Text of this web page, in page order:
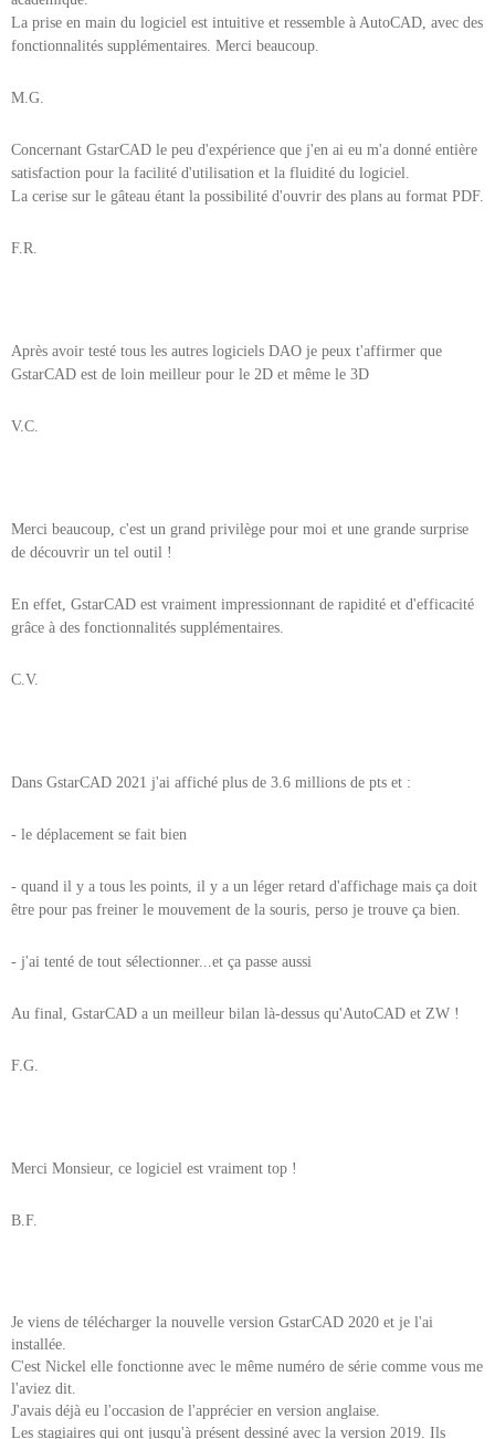
La prise en main du logiciel est intuitive et ressemble à AutoCAD, avec des
fonctionnalités supplémentaires. Merci beaucoup.
M.G.
Concernant GstarCAD le peu d'expérience que j'en ai eu m'a donné entière
satisfaction pour la facilité d'utilisation et la fluidité du logiciel.
La cerise sur le gâteau étant la possibilité d'ouvrir des plans au format PDF.
F.R.
Après avoir testé tous les autres logiciels DAO je peux t'affirmer que
GstarCAD est de loin meilleur pour le 2D et même le 3D
V.C.
Merci beaucoup, c'est un grand privilège pour moi et une grande surprise
de découvrir un tel outil !
En effet, GstarCAD est vraiment impressionnant de rapidité et d'efficacité
grâce à des fonctionnalités supplémentaires.
C.V.
Dans GstarCAD 2021 j'ai affiché plus de 3.6 millions de pts et :
- le déplacement se fait bien
- quand il y a tous les points, il y a un léger retard d'affichage mais ça doit
être pour pas freiner le mouvement de la souris, perso je trouve ça bien.
- j'ai tenté de tout sélectionner...et ça passe aussi
Au final, GstarCAD a un meilleur bilan là-dessus qu'AutoCAD et ZW !
F.G.
Merci Monsieur, ce logiciel est vraiment top !
B.F.
Je viens de télécharger la nouvelle version GstarCAD 2020 et je l'ai
installée.
C'est Nickel elle fonctionne avec le même numéro de série comme vous me
l'aviez dit.
J'avais déjà eu l'occasion de l'apprécier en version anglaise.
Les stagiaires qui ont jusqu'à présent dessiné avec la version 2019. Ils